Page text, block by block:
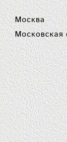
Москва
Московская